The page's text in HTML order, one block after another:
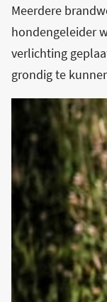
Meerdere
hondengeleider
verlichting
grondig te